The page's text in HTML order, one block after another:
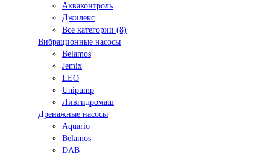
Акваконтроль
Джилекс
Все категории (8)
Вибрационные насосы
Belamos
Jemix
LEO
Unipump
Ливгидромаш
Дренажные насосы
Aquario
Belamos
DAB